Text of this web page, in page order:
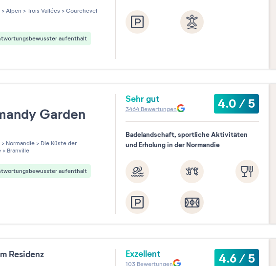
sur 5
> Alpen > Trois Vallées > Courchevel
aufenthalt
Garden
sur 5
> Normandie > Die Küste der
> Branville
aufenthalt
Sehr gut 4.0/5
3464Bewertungen
Badelandschaft, sportliche Aktivitäten
und Erholung in der Normandie
Residenz Exzellent 4.6/5
103Bewertungen